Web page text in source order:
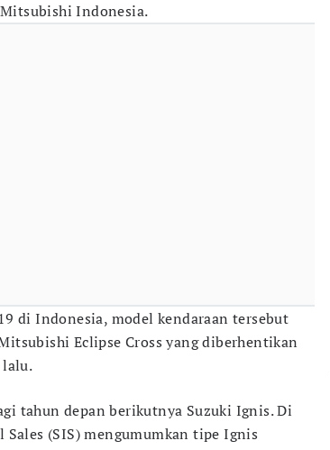
Indonesia.
di Indonesia, model kendaraan tersebut
Eclipse Cross yang diberhentikan
lalu.
tahun depan berikutnya Suzuki Ignis. Di
(SIS) mengumumkan tipe Ignis